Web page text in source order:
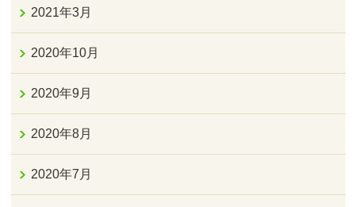
2021年3月
2020年10月
2020年9月
2020年8月
2020年7月